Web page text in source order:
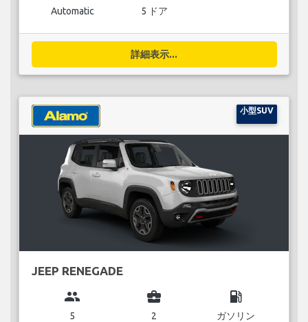
Automatic 5 ドア
詳細表示...
小型SUV
JEEP RENEGADE
group
5
business_center
2
local_gas_station
ガソリン